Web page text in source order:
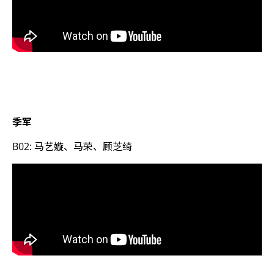
季军
B02: 马艺嫙、马荣、顾芝绮